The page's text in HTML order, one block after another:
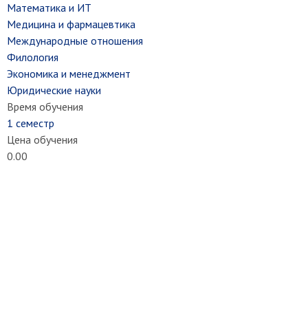
Математика и ИТ
Медицина и фармацевтика
Международные отношения
Филология
Экономика и менеджмент
Юридические науки
Время обучения
1 семестр
Цена обучения
0.00